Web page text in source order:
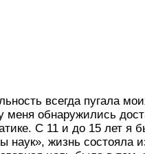
всегда пугала
меня обнаружились
С 11 и до 15 лет я
наук», жизнь состояла